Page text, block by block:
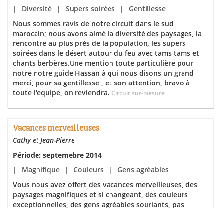
|
Diversité | Supers soirées |
Gentillesse
Nous sommes ravis de notre circuit dans le sud
marocain; nous avons aimé la diversité des paysages, la
rencontre au plus près de la population, les supers
soirées dans le désert autour du feu avec tams tams et
chants berbères.Une mention toute particulière pour
notre notre guide Hassan à qui nous disons un grand
merci, pour sa gentillesse , et son attention, bravo à
toute l'equipe, on reviendra. Circuit sur-mesure
Vacances merveilleuses
Cathy et Jean-Pierre
Période: septemebre 2014
|
Magnifique | Couleurs |
Gens agréables
Vous nous avez offert des vacances merveilleuses, des
paysages magnifiques et si changeant, des couleurs
exceptionnelles, des gens agréables souriants, pas